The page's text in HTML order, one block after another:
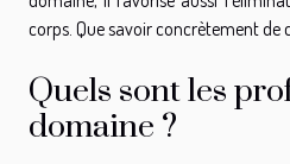
corps. Que savoir concrètement de
Quels sont les
domaine ?